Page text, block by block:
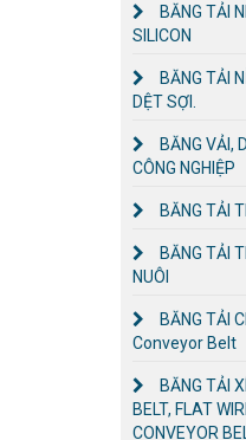
BĂNG TẢI
SILICON
BĂNG TẢI
DỆT SỢI.
BĂNG VẢI,
CÔNG NGHIỆP
BĂNG TẢI
BĂNG TẢI
NUÔI
BĂNG TẢI
Conveyor Belt
BĂNG TẢI
BELT, FLAT
CONVEYOR